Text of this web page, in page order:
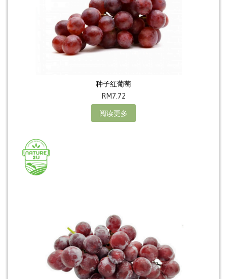
种子红葡萄
RM7.72
阅读更多